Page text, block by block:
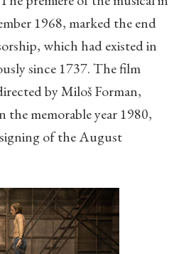
1968, marked the end
which had existed in
since 1737. The film
by Miloš Forman,
the memorable year 1980,
of the August